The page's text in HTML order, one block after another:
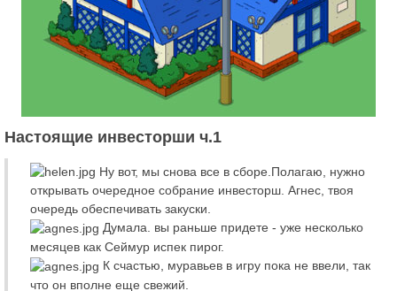
Настоящие инвесторши ч.1
Ну вот, мы снова все в сборе.Полагаю, нужно
открывать очередное собрание инвесторш. Агнес, твоя
очередь обеспечивать закуски.
Думала. вы раньше придете - уже несколько
месяцев как Сеймур испек пирог.
К счастью, муравьев в игру пока не ввели, так
что он вполне еще свежий.